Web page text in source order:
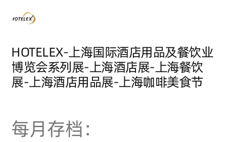
HOTELEX-上海国际酒店用品及餐饮业
博览会系列展-上海酒店展-上海餐饮
展-上海酒店用品展-上海咖啡美食节
每月存档：